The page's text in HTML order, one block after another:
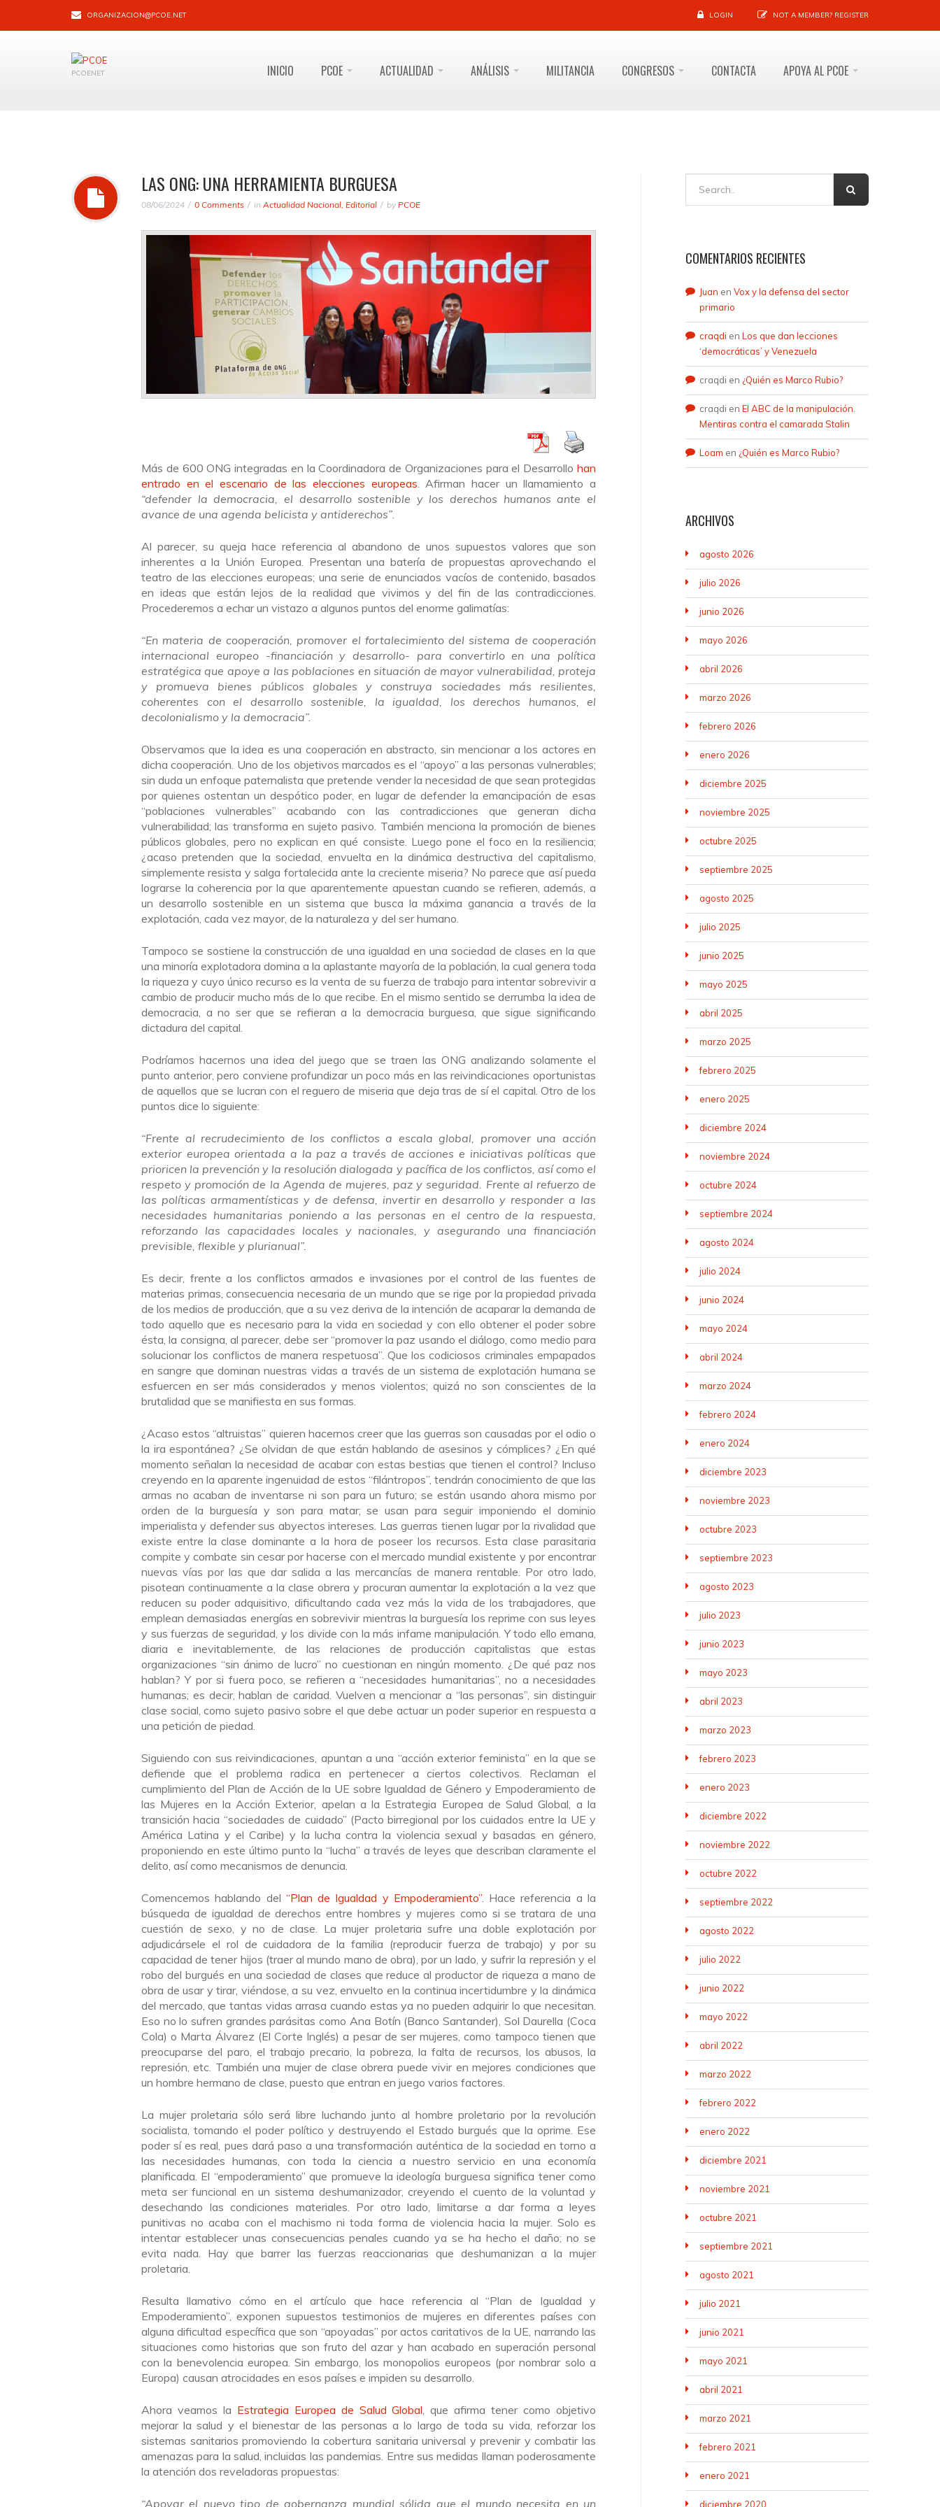
ORGANIZACION@PCOE.NET LOGIN NOT A MEMBER? REGISTER
PCOENET INICIO PCOE ACTUALIDAD ANÁLISIS MILITANCIA CONGRESOS CONTACTA APOYA AL PCOE
LAS ONG: UNA HERRAMIENTA BURGUESA
08/06/2024 0 Comments in Actualidad Nacional, Editorial by PCOE
Más de 600 ONG integradas en la Coordinadora de Organizaciones para el Desarrollo han
entrado en el escenario de las elecciones europeas. Afirman hacer un llamamiento a
“defender la democracia, el desarrollo sostenible y los derechos humanos ante el
avance de una agenda belicista y antiderechos”.
Al parecer, su queja hace referencia al abandono de unos supuestos valores que son
inherentes a la Unión Europea. Presentan una batería de propuestas aprovechando el
teatro de las elecciones europeas; una serie de enunciados vacíos de contenido, basados
en ideas que están lejos de la realidad que vivimos y del fin de las contradicciones.
Procederemos a echar un vistazo a algunos puntos del enorme galimatías:
“En materia de cooperación, promover el fortalecimiento del sistema de cooperación
internacional europeo -financiación y desarrollo- para convertirlo en una política
estratégica que apoye a las poblaciones en situación de mayor vulnerabilidad, proteja
y promueva bienes públicos globales y construya sociedades más resilientes,
coherentes con el desarrollo sostenible, la igualdad, los derechos humanos, el
decolonialismo y la democracia”.
Observamos que la idea es una cooperación en abstracto, sin mencionar a los actores en
dicha cooperación. Uno de los objetivos marcados es el “apoyo” a las personas vulnerables;
sin duda un enfoque paternalista que pretende vender la necesidad de que sean protegidas
por quienes ostentan un despótico poder, en lugar de defender la emancipación de esas
“poblaciones vulnerables” acabando con las contradicciones que generan dicha
vulnerabilidad; las transforma en sujeto pasivo. También menciona la promoción de bienes
públicos globales, pero no explican en qué consiste. Luego pone el foco en la resiliencia;
¿acaso pretenden que la sociedad, envuelta en la dinámica destructiva del capitalismo,
simplemente resista y salga fortalecida ante la creciente miseria? No parece que así pueda
lograrse la coherencia por la que aparentemente apuestan cuando se refieren, además, a
un desarrollo sostenible en un sistema que busca la máxima ganancia a través de la
explotación, cada vez mayor, de la naturaleza y del ser humano.
Tampoco se sostiene la construcción de una igualdad en una sociedad de clases en la que
una minoría explotadora domina a la aplastante mayoría de la población, la cual genera toda
la riqueza y cuyo único recurso es la venta de su fuerza de trabajo para intentar sobrevivir a
cambio de producir mucho más de lo que recibe. En el mismo sentido se derrumba la idea de
democracia, a no ser que se refieran a la democracia burguesa, que sigue significando
dictadura del capital.
Podríamos hacernos una idea del juego que se traen las ONG analizando solamente el
punto anterior, pero conviene profundizar un poco más en las reivindicaciones oportunistas
de aquellos que se lucran con el reguero de miseria que deja tras de sí el capital. Otro de los
puntos dice lo siguiente:
“Frente al recrudecimiento de los conflictos a escala global, promover una acción
exterior europea orientada a la paz a través de acciones e iniciativas políticas que
prioricen la prevención y la resolución dialogada y pacífica de los conflictos, así como el
respeto y promoción de la Agenda de mujeres, paz y seguridad. Frente al refuerzo de
las políticas armamentísticas y de defensa, invertir en desarrollo y responder a las
necesidades humanitarias poniendo a las personas en el centro de la respuesta,
reforzando las capacidades locales y nacionales, y asegurando una financiación
previsible, flexible y plurianual”.
Es decir, frente a los conflictos armados e invasiones por el control de las fuentes de
materias primas, consecuencia necesaria de un mundo que se rige por la propiedad privada
de los medios de producción, que a su vez deriva de la intención de acaparar la demanda de
todo aquello que es necesario para la vida en sociedad y con ello obtener el poder sobre
ésta, la consigna, al parecer, debe ser “promover la paz usando el diálogo, como medio para
solucionar los conflictos de manera respetuosa”. Que los codiciosos criminales empapados
en sangre que dominan nuestras vidas a través de un sistema de explotación humana se
esfuercen en ser más considerados y menos violentos; quizá no son conscientes de la
brutalidad que se manifiesta en sus formas.
¿Acaso estos “altruistas” quieren hacernos creer que las guerras son causadas por el odio o
la ira espontánea? ¿Se olvidan de que están hablando de asesinos y cómplices? ¿En qué
momento señalan la necesidad de acabar con estas bestias que tienen el control? Incluso
creyendo en la aparente ingenuidad de estos “filántropos”, tendrán conocimiento de que las
armas no acaban de inventarse ni son para un futuro; se están usando ahora mismo por
orden de la burguesía y son para matar; se usan para seguir imponiendo el dominio
imperialista y defender sus abyectos intereses. Las guerras tienen lugar por la rivalidad que
existe entre la clase dominante a la hora de poseer los recursos. Esta clase parasitaria
compite y combate sin cesar por hacerse con el mercado mundial existente y por encontrar
nuevas vías por las que dar salida a las mercancías de manera rentable. Por otro lado,
pisotean continuamente a la clase obrera y procuran aumentar la explotación a la vez que
reducen su poder adquisitivo, dificultando cada vez más la vida de los trabajadores, que
emplean demasiadas energías en sobrevivir mientras la burguesía los reprime con sus leyes
y sus fuerzas de seguridad, y los divide con la más infame manipulación. Y todo ello emana,
diaria e inevitablemente, de las relaciones de producción capitalistas que estas
organizaciones “sin ánimo de lucro” no cuestionan en ningún momento. ¿De qué paz nos
hablan? Y por si fuera poco, se refieren a “necesidades humanitarias”, no a necesidades
humanas; es decir, hablan de caridad. Vuelven a mencionar a “las personas”, sin distinguir
clase social, como sujeto pasivo sobre el que debe actuar un poder superior en respuesta a
una petición de piedad.
Siguiendo con sus reivindicaciones, apuntan a una “acción exterior feminista” en la que se
defiende que el problema radica en pertenecer a ciertos colectivos. Reclaman el
cumplimiento del Plan de Acción de la UE sobre Igualdad de Género y Empoderamiento de
las Mujeres en la Acción Exterior, apelan a la Estrategia Europea de Salud Global, a la
transición hacia “sociedades de cuidado” (Pacto birregional por los cuidados entre la UE y
América Latina y el Caribe) y la lucha contra la violencia sexual y basadas en género,
proponiendo en este último punto la “lucha” a través de leyes que describan claramente el
delito, así como mecanismos de denuncia.
Comencemos hablando del “Plan de Igualdad y Empoderamiento”. Hace referencia a la
búsqueda de igualdad de derechos entre hombres y mujeres como si se tratara de una
cuestión de sexo, y no de clase. La mujer proletaria sufre una doble explotación por
adjudicársele el rol de cuidadora de la familia (reproducir fuerza de trabajo) y por su
capacidad de tener hijos (traer al mundo mano de obra), por un lado, y sufrir la represión y el
robo del burgués en una sociedad de clases que reduce al productor de riqueza a mano de
obra de usar y tirar, viéndose, a su vez, envuelto en la continua incertidumbre y la dinámica
del mercado, que tantas vidas arrasa cuando estas ya no pueden adquirir lo que necesitan.
Eso no lo sufren grandes parásitas como Ana Botín (Banco Santander), Sol Daurella (Coca
Cola) o Marta Álvarez (El Corte Inglés) a pesar de ser mujeres, como tampoco tienen que
preocuparse del paro, el trabajo precario, la pobreza, la falta de recursos, los abusos, la
represión, etc. También una mujer de clase obrera puede vivir en mejores condiciones que
un hombre hermano de clase, puesto que entran en juego varios factores.
La mujer proletaria sólo será libre luchando junto al hombre proletario por la revolución
socialista, tomando el poder político y destruyendo el Estado burgués que la oprime. Ese
poder sí es real, pues dará paso a una transformación auténtica de la sociedad en torno a
las necesidades humanas, con toda la ciencia a nuestro servicio en una economía
planificada. El “empoderamiento” que promueve la ideología burguesa significa tener como
meta ser funcional en un sistema deshumanizador, creyendo el cuento de la voluntad y
desechando las condiciones materiales. Por otro lado, limitarse a dar forma a leyes
punitivas no acaba con el machismo ni toda forma de violencia hacia la mujer. Solo es
intentar establecer unas consecuencias penales cuando ya se ha hecho el daño; no se
evita nada. Hay que barrer las fuerzas reaccionarias que deshumanizan a la mujer
proletaria.
Resulta llamativo cómo en el artículo que hace referencia al “Plan de Igualdad y
Empoderamiento”, exponen supuestos testimonios de mujeres en diferentes países con
alguna dificultad específica que son “apoyadas” por actos caritativos de la UE, narrando las
situaciones como historias que son fruto del azar y han acabado en superación personal
con la benevolencia europea. Sin embargo, los monopolios europeos (por nombrar solo a
Europa) causan atrocidades en esos países e impiden su desarrollo.
Ahora veamos la Estrategia Europea de Salud Global, que afirma tener como objetivo
mejorar la salud y el bienestar de las personas a lo largo de toda su vida, reforzar los
sistemas sanitarios promoviendo la cobertura sanitaria universal y prevenir y combatir las
amenazas para la salud, incluidas las pandemias. Entre sus medidas llaman poderosamente
la atención dos reveladoras propuestas:
“Apoyar el nuevo tipo de gobernanza mundial sólida que el mundo necesita en un
COMENTARIOS RECIENTES
Juan en Vox y la defensa del sector
primario
craqdi en Los que dan lecciones
‘democráticas’ y Venezuela
craqdi en ¿Quién es Marco Rubio?
craqdi en El ABC de la manipulación.
Mentiras contra el camarada Stalin
Loam en ¿Quién es Marco Rubio?
ARCHIVOS
agosto 2026
julio 2026
junio 2026
mayo 2026
abril 2026
marzo 2026
febrero 2026
enero 2026
diciembre 2025
noviembre 2025
octubre 2025
septiembre 2025
agosto 2025
julio 2025
junio 2025
mayo 2025
abril 2025
marzo 2025
febrero 2025
enero 2025
diciembre 2024
noviembre 2024
octubre 2024
septiembre 2024
agosto 2024
julio 2024
junio 2024
mayo 2024
abril 2024
marzo 2024
febrero 2024
enero 2024
diciembre 2023
noviembre 2023
octubre 2023
septiembre 2023
agosto 2023
julio 2023
junio 2023
mayo 2023
abril 2023
marzo 2023
febrero 2023
enero 2023
diciembre 2022
noviembre 2022
octubre 2022
septiembre 2022
agosto 2022
julio 2022
junio 2022
mayo 2022
abril 2022
marzo 2022
febrero 2022
enero 2022
diciembre 2021
noviembre 2021
octubre 2021
septiembre 2021
agosto 2021
julio 2021
junio 2021
mayo 2021
abril 2021
marzo 2021
febrero 2021
enero 2021
diciembre 2020